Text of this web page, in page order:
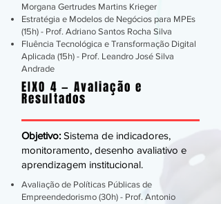
Morgana Gertrudes Martins Krieger
Estratégia e Modelos de Negócios para MPEs
(15h) - Prof. Adriano Santos Rocha Silva
Fluência Tecnológica e Transformação Digital
Aplicada (15h) - Prof. Leandro José Silva
Andrade
EIXO 4 — Avaliação e
Resultados
Objetivo: Sistema de indicadores,
monitoramento, desenho avaliativo e
aprendizagem institucional.
Avaliação de Políticas Públicas de
Empreendedorismo (30h) - Prof. Antonio